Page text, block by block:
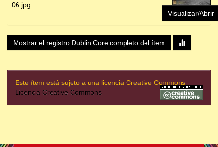
06.jpg
Visualizar/Abrir
Mostrar el registro Dublin Core completo del ítem
Este ítem está sujeto a una licencia Creative Commons
Licencia Creative Commons